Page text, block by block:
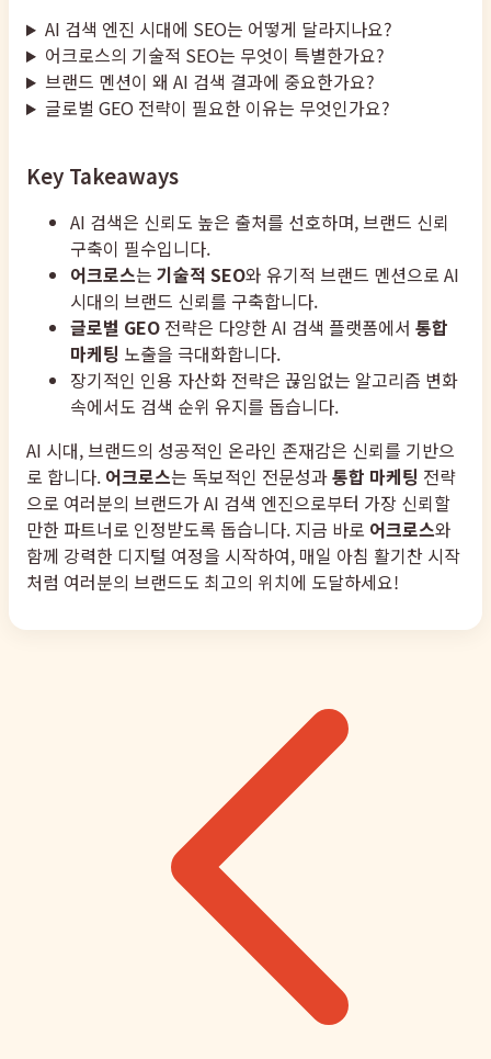
AI 검색 엔진 시대에 SEO는 어떻게 달라지나요?
어크로스의 기술적 SEO는 무엇이 특별한가요?
브랜드 멘션이 왜 AI 검색 결과에 중요한가요?
글로벌 GEO 전략이 필요한 이유는 무엇인가요?
Key Takeaways
AI 검색은 신뢰도 높은 출처를 선호하며, 브랜드 신뢰
구축이 필수입니다.
어크로스는 기술적 SEO와 유기적 브랜드 멘션으로 AI
시대의 브랜드 신뢰를 구축합니다.
글로벌 GEO 전략은 다양한 AI 검색 플랫폼에서 통합
마케팅 노출을 극대화합니다.
장기적인 인용 자산화 전략은 끊임없는 알고리즘 변화
속에서도 검색 순위 유지를 돕습니다.
AI 시대, 브랜드의 성공적인 온라인 존재감은 신뢰를 기반으
로 합니다. 어크로스는 독보적인 전문성과통합 마케팅 전략
으로 여러분의 브랜드가 AI 검색 엔진으로부터 가장 신뢰할
만한 파트너로 인정받도록 돕습니다. 지금 바로 어크로스와
함께 강력한 디지털 여정을 시작하여, 매일 아침 활기찬 시작
처럼 여러분의 브랜드도 최고의 위치에 도달하세요!